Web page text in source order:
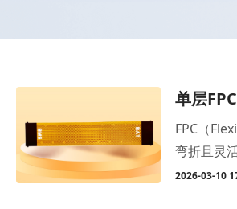
单层
FPC（
弯折且灵
立体组装
2026-03-10